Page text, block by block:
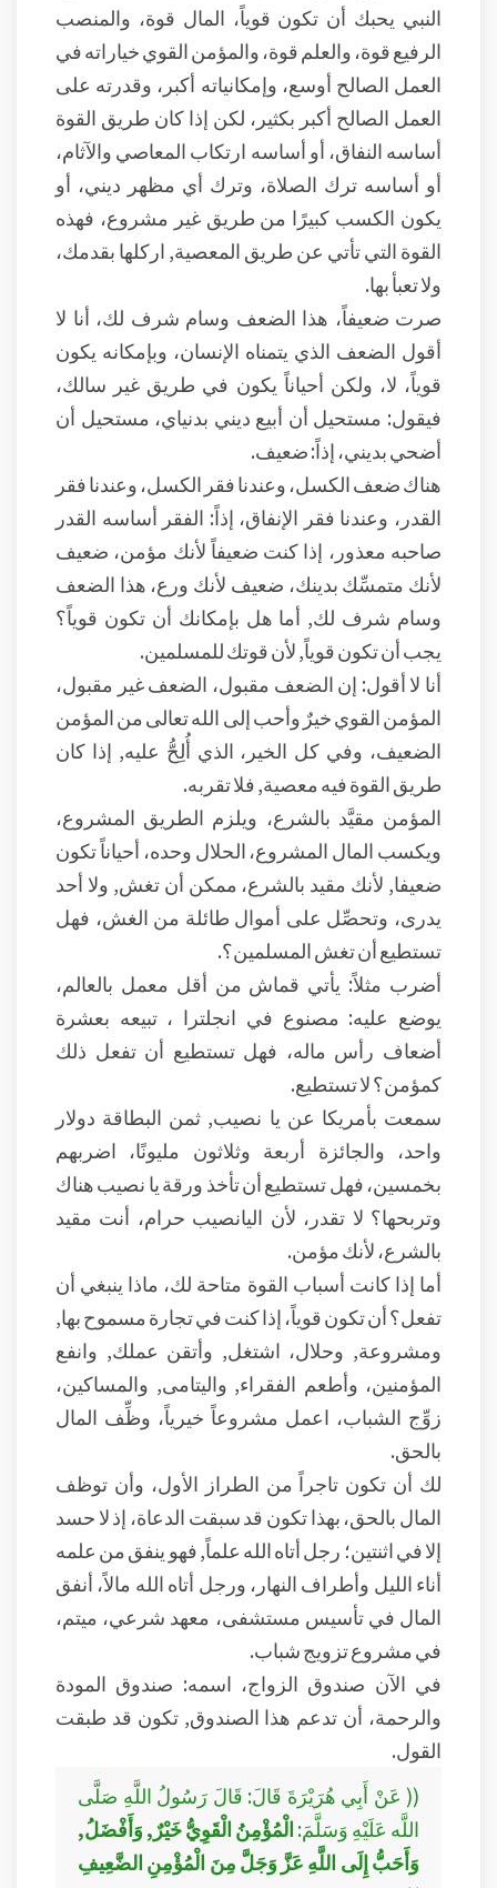
النبي يحبك أن تكون قوياً، المال قوة، والمنصب
الرفيع قوة، والعلم قوة، والمؤمن القوي خياراته في
العمل الصالح أوسع، وإمكانياته أكبر، وقدرته على
العمل الصالح أكبر بكثير، لكن إذا كان طريق القوة
أساسه النفاق، أو أساسه ارتكاب المعاصي والآثام،
أو أساسه ترك الصلاة، وترك أي مظهر ديني، أو
يكون الكسب كبيرًا من طريق غير مشروع، فهذه
القوة التي تأتي عن طريق المعصية, اركلها بقدمك،
ولا تعبأ بها.
صرت ضعيفاً، هذا الضعف وسام شرف لك، أنا لا
أقول الضعف الذي يتمناه الإنسان، وبإمكانه يكون
قوياً، لا، ولكن أحياناً يكون في طريق غير سالك،
فيقول: مستحيل أن أبيع ديني بدنياي، مستحيل أن
أضحي بديني، إذاً: ضعيف.
هناك ضعف الكسل، وعندنا فقر الكسل، وعندنا فقر
القدر، وعندنا فقر الإنفاق، إذاً: الفقر أساسه القدر
صاحبه معذور، إذا كنت ضعيفاً لأنك مؤمن، ضعيف
لأنك متمسِّك بدينك، ضعيف لأنك ورع، هذا الضعف
وسام شرف لك, أما هل بإمكانك أن تكون قوياً؟
يجب أن تكون قوياً, لأن قوتك للمسلمين.
أنا لا أقول: إن الضعف مقبول، الضعف غير مقبول،
المؤمن القوي خيرٌ وأحب إلى الله تعالى من المؤمن
الضعيف، وفي كل الخير، الذي أُلِحُّ عليه, إذا كان
طريق القوة فيه معصية, فلا تقربه.
المؤمن مقيَّد بالشرع، ويلزم الطريق المشروع،
ويكسب المال المشروع، الحلال وحده، أحياناً تكون
ضعيفا, لأنك مقيد بالشرع، ممكن أن تغش, ولا أحد
يدرى، وتحصِّل على أموال طائلة من الغش، فهل
تستطيع أن تغش المسلمين؟.
أضرب مثلاً: يأتي قماش من أقل معمل بالعالم،
يوضع عليه: مصنوع في انجلترا ، تبيعه بعشرة
أضعاف رأس ماله، فهل تستطيع أن تفعل ذلك
كمؤمن؟ لا تستطيع.
سمعت بأمريكا عن يا نصيب, ثمن البطاقة دولار
واحد، والجائزة أربعة وثلاثون مليونًا، اضربهم
بخمسين، فهل تستطيع أن تأخذ ورقة يا نصيب هناك
وتربحها؟ لا تقدر، لأن اليانصيب حرام، أنت مقيد
بالشرع، لأنك مؤمن.
أما إذا كانت أسباب القوة متاحة لك، ماذا ينبغي أن
تفعل؟ أن تكون قوياً، إذا كنت في تجارة مسموح بها,
ومشروعة, وحلال، اشتغل, وأتقن عملك, وانفع
المؤمنين، وأطعم الفقراء, واليتامى, والمساكين،
زوِّج الشباب، اعمل مشروعاً خيرياً، وظِّف المال
بالحق.
لك أن تكون تاجراً من الطراز الأول، وأن توظف
المال بالحق، بهذا تكون قد سبقت الدعاة، إذ لا حسد
إلا في اثنتين؛ رجل أتاه الله علماً, فهو ينفق من علمه
أناء الليل وأطراف النهار، ورجل أتاه الله مالاً، أنفق
المال في تأسيس مستشفى، معهد شرعي، ميتم،
في مشروع تزويج شباب.
في الآن صندوق الزواج، اسمه: صندوق المودة
والرحمة، أن تدعم هذا الصندوق, تكون قد طبقت
القول.
(( عَنْ أَبِي هُرَيْرَةَ قَالَ: قَالَ رَسُولُ اللَّهِ صَلَّى
اللَّه عَلَيْهِ وَسَلَّمَ:الْمُؤْمِنُ الْقَوِيُّ خَيْرٌ, وَأَفْضَلُ,
وَأَحَبُّ إِلَى اللَّهِ عَزَّ وَجَلَّ مِنَ الْمُؤْمِنِ الضَّعِيفِ